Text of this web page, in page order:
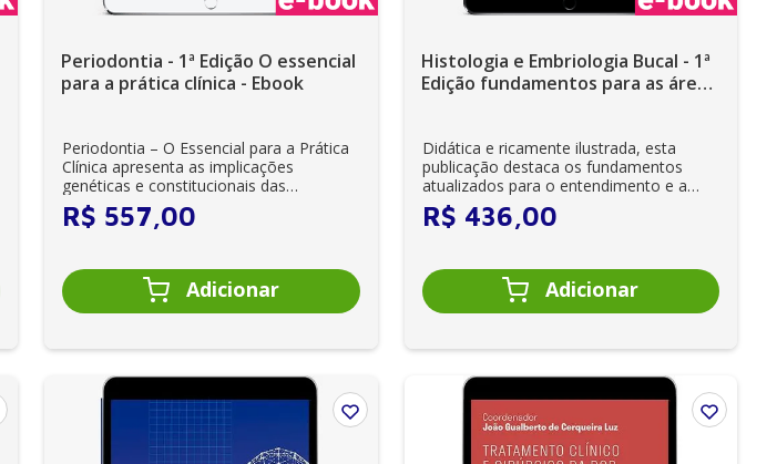
Periodontia - 1ª Edição O essencial
para a prática clínica - Ebook
Periodontia – O Essencial para a Prática
Clínica apresenta as implicações
genéticas e constitucionais das
estruturas per...
R$ 557 00
Histologia e Embriologia Bucal - 1ª
Edição fundamentos para as áreas
Didática e ricamente ilustrada, esta
publicação destaca os fundamentos
atualizados para o entendimento e a
aplicação de ...
R$ 436 00